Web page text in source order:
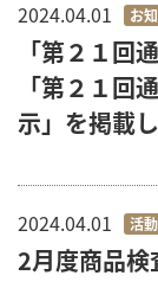
2024.04.01 お
「第２１回
「第２１回
示」を掲載
2024.04.01 活
2月度商品検